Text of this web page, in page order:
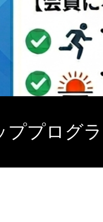
ププログ